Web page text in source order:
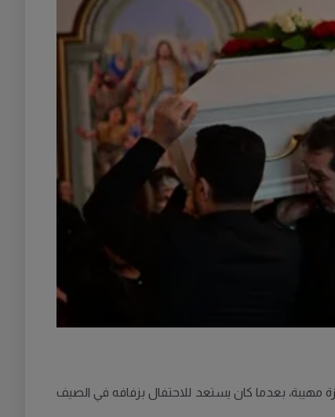
في فاربيرغا، لتوديعه في جنازة مهيبة، بعدما كان يستعد للاحتفال بزفافه في الصيف